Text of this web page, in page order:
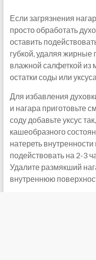
Если загрязнения
просто обработать
оставить
губкой, удаляя
влажной салфеткой из
остатки соды или
Для избавления
и нагара приготовьте
соду добавьте уксус
кашеобразного
натереть
подействовать на 2-3
Удалите размякший
внутреннюю